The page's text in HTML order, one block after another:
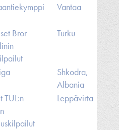
Vantaa
Bror
Turku
Shkodra,
Albania
TUL:n
Leppävirta